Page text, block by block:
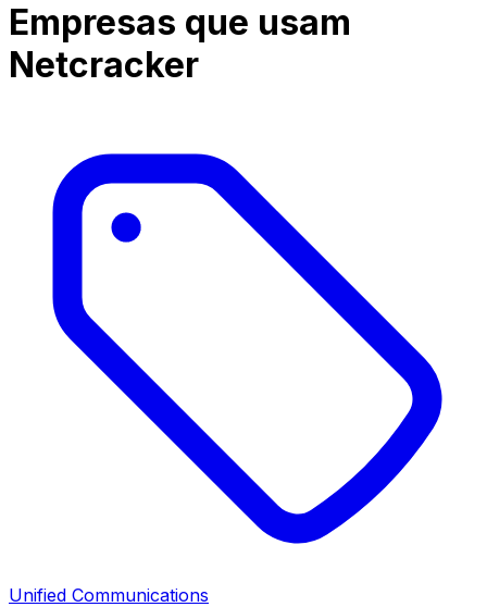
Empresas que usam
Netcracker
Unified Communications